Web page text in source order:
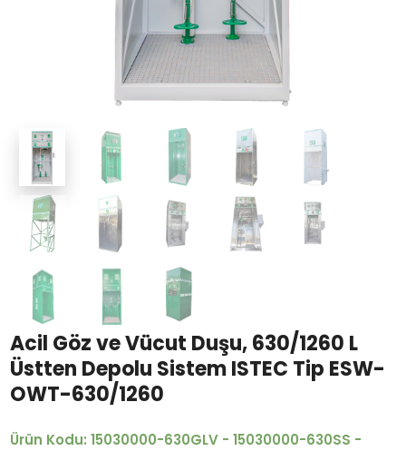
Acil Göz ve Vücut Duşu, 630/1260 L
Üstten Depolu Sistem ISTEC Tip ESW-
OWT-630/1260
Ürün Kodu: 15030000-630GLV - 15030000-630SS -